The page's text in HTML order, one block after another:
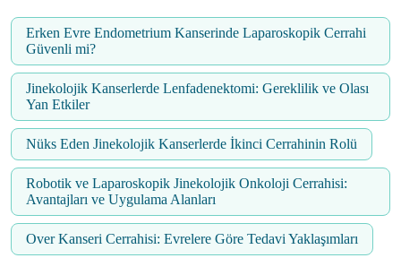
Erken Evre Endometrium Kanserinde Laparoskopik Cerrahi
Güvenli mi?
Jinekolojik Kanserlerde Lenfadenektomi: Gereklilik ve Olası
Yan Etkiler
Nüks Eden Jinekolojik Kanserlerde İkinci Cerrahinin Rolü
Robotik ve Laparoskopik Jinekolojik Onkoloji Cerrahisi:
Avantajları ve Uygulama Alanları
Over Kanseri Cerrahisi: Evrelere Göre Tedavi Yaklaşımları